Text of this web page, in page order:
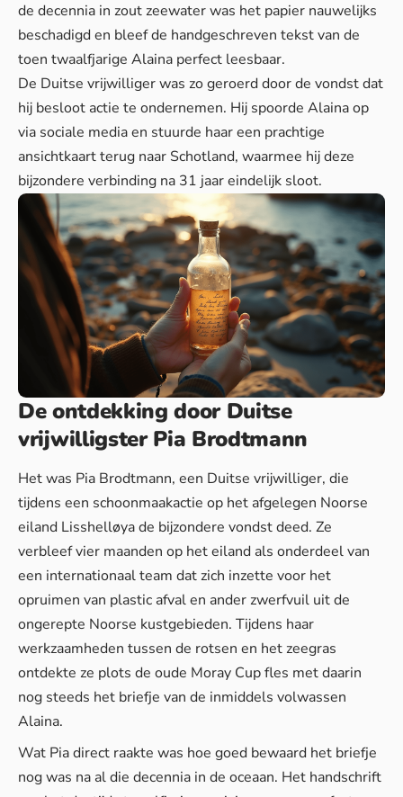
de decennia in zout zeewater was het papier nauwelijks
beschadigd en bleef de handgeschreven tekst van de
toen twaalfjarige Alaina perfect leesbaar.
De Duitse vrijwilliger was zo geroerd door de vondst dat
hij besloot actie te ondernemen. Hij spoorde Alaina op
via sociale media en stuurde haar een prachtige
ansichtkaart terug naar Schotland, waarmee hijdeze
bijzondere verbinding na 31 jaar eindelijk sloot.
De ontdekking door Duitse
vrijwilligster Pia Brodtmann
Het was Pia Brodtmann, een Duitse vrijwilliger, die
tijdens een schoonmaakactie op het afgelegen Noorse
eiland Lisshelløya de bijzondere vondst deed. Ze
verbleef vier maanden op het eiland als onderdeel van
een internationaal team dat zich inzette voor het
opruimen van plastic afval en ander zwerfvuil uit de
ongerepte Noorse kustgebieden. Tijdens haar
werkzaamheden tussen de rotsen en het zeegras
ontdekte ze plots de oude Moray Cup fles met daarin
nog steeds het briefje van de inmiddels volwassen
Alaina.
Wat Pia direct raakte was hoe goed bewaard het briefje
nog was na al die decennia in de oceaan. Het handschrift